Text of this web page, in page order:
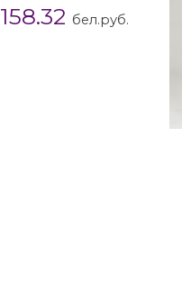
158.32 бел.руб.